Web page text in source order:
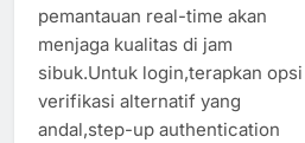
pemantauan real-time akan
menjaga kualitas di jam
sibuk.Untuk login,terapkan opsi
verifikasi alternatif yang
andal,step-up authentication